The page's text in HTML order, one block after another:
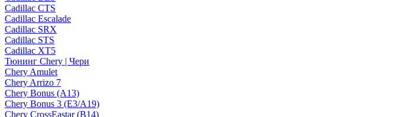
Cadillac CTS
Cadillac Escalade
Cadillac SRX
Cadillac STS
Cadillac XT5
Тюнинг Chery | Чери
Chery Amulet
Chery Arrizo 7
Chery Bonus (A13)
Chery Bonus 3 (E3/A19)
Chery CrossEastar (B14)